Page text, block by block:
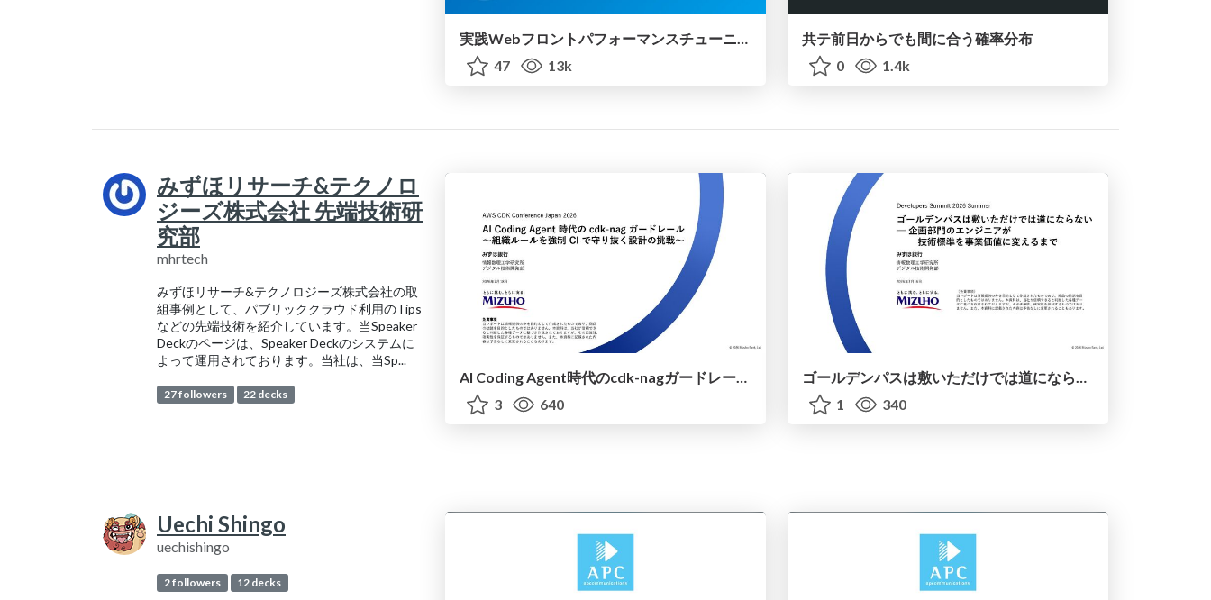
実践Webフロントパフォーマンスチューニング
47
13k
共テ前日からでも間に合う確率分布
0
1.4k
みずほリサーチ&テクノロ
ジーズ株式会社 先端技術研
究部
mhrtech
みずほリサーチ&テクノロジーズ株式会社の取
組事例として、パブリッククラウド利用のTips
などの先端技術を紹介しています。当Speaker
Deckのページは、Speaker Deckのシステムに
よって運用されております。当社は、当Sp...
27 followers 22 decks
AI Coding Agent時代のcdk-nagガードレール 〜組織ルールを強制CIで守り抜く設計の挑戦〜
3
640
ゴールデンパスは敷いただけでは道にならない ─ 企画部門のエンジニアが技術標準を事業価値に変えるまで
1
340
Uechi Shingo
uechishingo
2 followers 12 decks